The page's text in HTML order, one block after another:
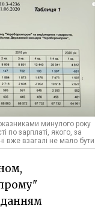
минулого року
по зарплаті, якого, за
вже взагалі не мало бути